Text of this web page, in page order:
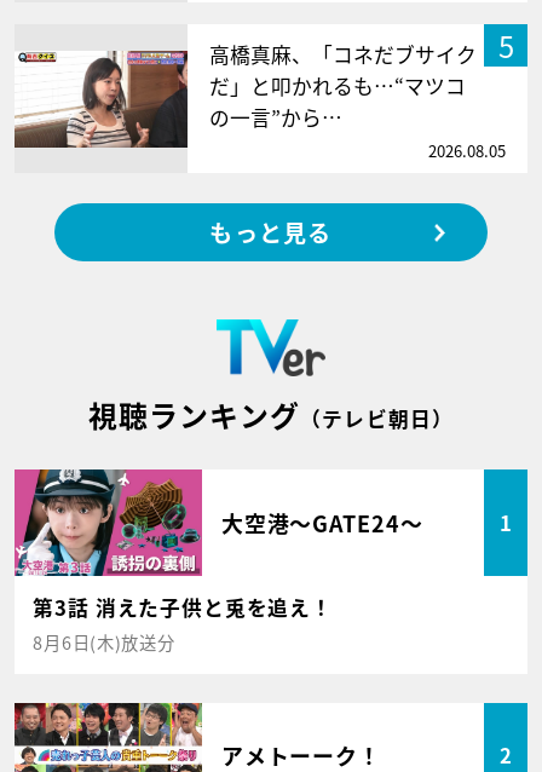
5
高橋真麻、「コネだブサイク
だ」と叩かれるも…“マツコ
の一言”から…
2026.08.05
もっと見る
視聴ランキング （テレビ朝日）
大空港～GATE24～ 1
第3話 消えた子供と兎を追え！
8月6日(木)放送分
アメトーーク！ 2